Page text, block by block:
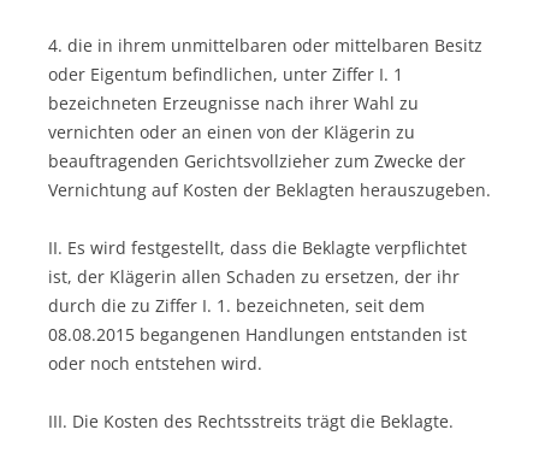
4. die in ihrem unmittelbaren oder mittelbaren Besitz
oder Eigentum befindlichen, unter Ziffer I. 1
bezeichneten Erzeugnisse nach ihrer Wahl zu
vernichten oder an einen von der Klägerin zu
beauftragenden Gerichtsvollzieher zum Zwecke der
Vernichtung auf Kosten der Beklagten herauszugeben.
II. Es wird festgestellt, dass die Beklagte verpflichtet
ist, der Klägerin allen Schaden zu ersetzen, der ihr
durch die zu Ziffer I. 1. bezeichneten, seit dem
08.08.2015 begangenen Handlungen entstanden ist
oder noch entstehen wird.
III. Die Kosten des Rechtsstreits trägt die Beklagte.